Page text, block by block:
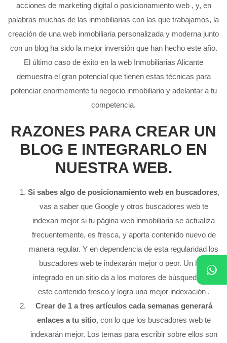
acciones de marketing digital o posicionamiento web , y, en
palabras muchas de las inmobiliarias con las que trabajamos, la
creación de una web inmobiliaria personalizada y moderna junto
con un blog ha sido la mejor inversión que han hecho este año.
El último caso de éxito en la web Inmobiliarias Alicante
demuestra el gran potencial que tienen estas técnicas para
potenciar enormemente tu negocio inmobiliario y adelantar a tu
competencia.
RAZONES PARA CREAR UN
BLOG E INTEGRARLO EN
NUESTRA WEB.
Si sabes algo de posicionamiento web en buscadores,
vas a saber que Google y otros buscadores web te
indexan mejor si tu página web inmobiliaria se actualiza
frecuentemente, es fresca, y aporta contenido nuevo de
manera regular. Y en dependencia de esta regularidad los
buscadores web te indexarán mejor o peor. Un blog
integrado en un sitio da a los motores de búsqueda con
este contenido fresco y logra una mejor indexación .
Crear de 1 a tres artículos cada semanas generará
enlaces a tu sitio, con lo que los buscadores web te
indexarán mejor. Los temas para escribir sobre ellos son